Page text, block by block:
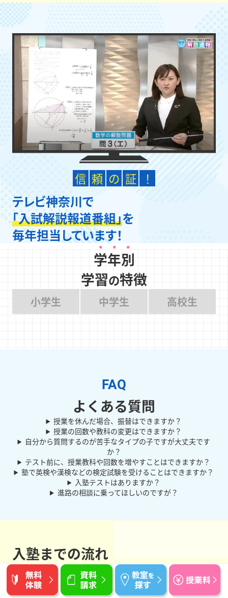
信 頼 の 証 ！
テレビ神奈川で
「入試解説報道番組」を
毎年担当しています！
学年別
学習の特徴
小学生 中学生 高校生
よくある質問
授業を休んだ場合、振替はできますか？
授業の回数や教科の変更はできますか？
自分から質問するのが苦手なタイプの子ですが大丈夫です
か？
テスト前に、授業教科や回数を増やすことはできますか？
塾で英検や漢検などの検定試験を受けることはできますか？
入塾テストはありますか？
進路の相談に乗ってほしいのですが？
入塾までの流れ